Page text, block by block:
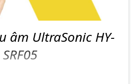
âm UltraSonic HY-
SRF05